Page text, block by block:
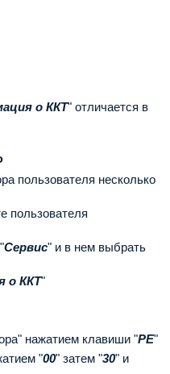
о ККТ" отличается в
пользователя несколько
пользователя
Сервис" и в нем выбрать
о ККТ"
нажатием клавиши "РЕ"
"00" затем "30" и